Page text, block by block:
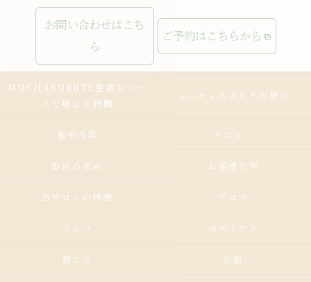
お問い合わせはこち
ら
ご予約はこちらから
MUCHASUERTE豊富なコー
スで癒しの時間
ムーチャスエルテの想い
施術内容 メニュー
施術の流れ お客様の声
当サロンの特徴 アロマ
リンパ ボディケア
肩こり 出張